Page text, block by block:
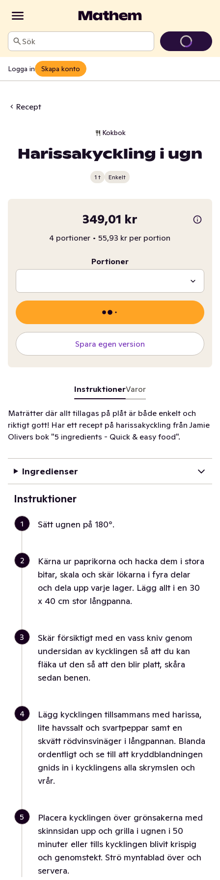
Sök
Logga in Skapa konto
Recept
Kokbok
Harissakyckling i ugn
1 t Enkelt
349,01 kr
4 portioner • 55,93 kr per portion
Portioner
Spara egen version
InstruktionerVaror
Maträtter där allt tillagas på plåt är både enkelt och
riktigt gott! Har ett recept på harissakyckling från Jamie
Olivers bok "5 ingredients - Quick & easy food".
Ingredienser
Instruktioner
1 Sätt ugnen på 180°.
2
Kärna ur paprikorna och hacka dem i stora
bitar, skala och skär lökarna i fyra delar
och dela upp varje lager. Lägg allt i en 30
x 40 cm stor långpanna.
3
Skär försiktigt med en vass kniv genom
undersidan av kycklingen så att du kan
fläka ut den så att den blir platt, skåra
sedan benen.
4
Lägg kycklingen tillsammans med harissa,
lite havssalt och svartpeppar samt en
skvätt rödvinsvinäger i långpannan. Blanda
ordentligt och se till att kryddblandningen
gnids in i kycklingens alla skrymslen och
vrår.
5
Placera kycklingen över grönsakerna med
skinnsidan upp och grilla i ugnen i 50
minuter eller tills kycklingen blivit krispig
och genomstekt. Strö myntablad över och
servera.